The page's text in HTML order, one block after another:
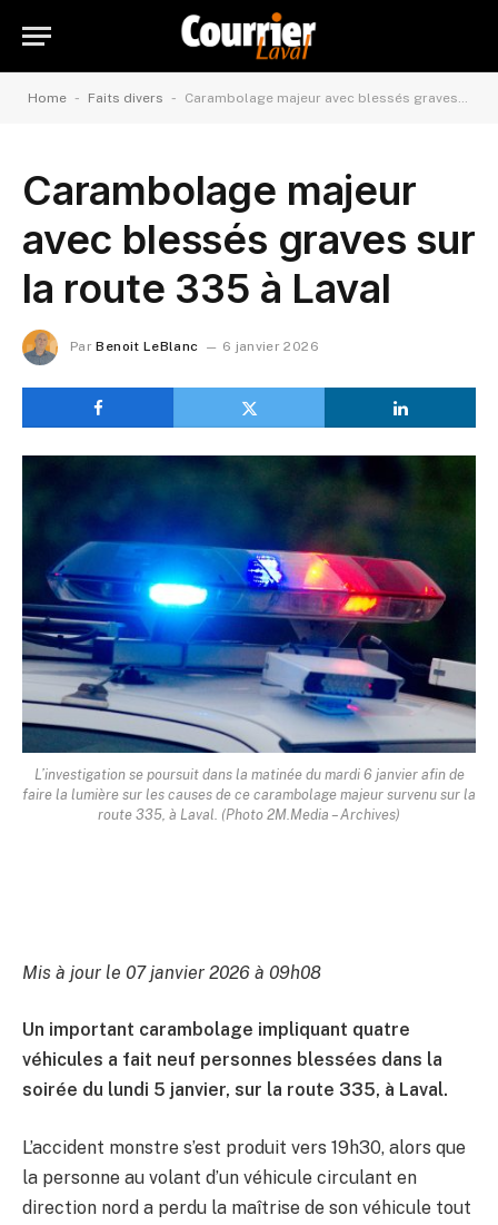
Home - Faits divers - Carambolage majeur avec blessés graves sur la route 335 à Laval
Carambolage majeur
avec blessés graves sur
la route 335 à Laval
Par Benoit LeBlanc 6 janvier 2026
L’investigation se poursuit dans la matinée du mardi 6 janvier afin de
faire la lumière sur les causes de ce carambolage majeur survenu sur la
route 335, à Laval. (Photo 2M.Media – Archives)
Mis à jour le 07 janvier 2026 à 09h08
Un important carambolage impliquant quatre
véhicules a fait neuf personnes blessées dans la
soirée du lundi 5 janvier, sur la route 335, à Laval.
L’accident monstre s’est produit vers 19h30, alors que
la personne au volant d’un véhicule circulant en
direction nord a perdu la maîtrise de son véhicule tout